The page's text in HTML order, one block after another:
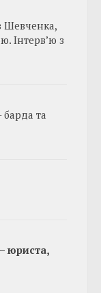
Шевченка,
Інтерв’ю з
барда та
юриста,